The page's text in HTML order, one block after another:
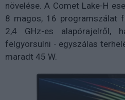
növelése. A Comet Lake-H
8 magos, 16 programszálat
2,4 GHz-es alapórajelről,
felgyorsulni - egyszálas
maradt 45 W.